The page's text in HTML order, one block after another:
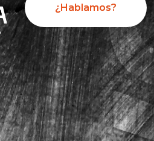
¿Hablamos?